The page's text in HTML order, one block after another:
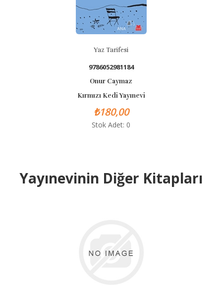
Yaz Tarifesi
9786052981184
Onur Caymaz
Kırmızı Kedi Yayınevi
₺180,00
Stok Adet: 0
Yayınevinin Diğer Kitapları